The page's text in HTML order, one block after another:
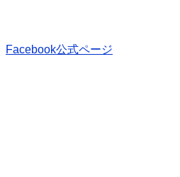
Facebook公式ページ